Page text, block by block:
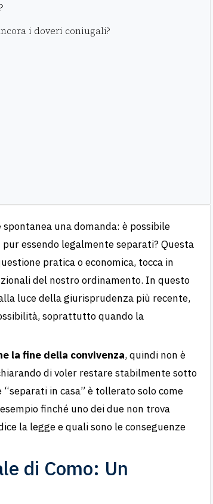
i doveri coniugali?
una domanda: è possibile
essendo legalmente separati? Questa
pratica o economica, tocca in
del nostro ordinamento. In questo
luce della giurisprudenza più recente,
soprattutto quando la
la fine della convivenza, quindi non è
di voler restare stabilmente sotto
in casa” è tollerato solo come
finché uno dei due non trova
la legge e quali sono le conseguenze
di Como: Un